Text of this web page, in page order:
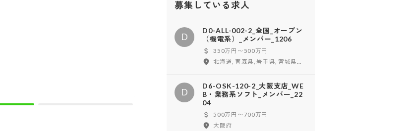
募集している求人
D
D0-ALL-002-2_全国_オープン
（機電系）_メンバー_1206
350万円〜500万円
D
D6-OSK-120-2_大阪支店_WE
B・業務系ソフト_メンバー_22
04
500万円〜700万円
大阪府